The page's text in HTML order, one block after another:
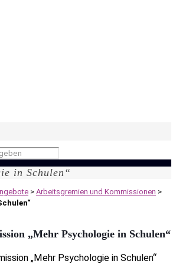
in Schulen“
> Arbeitsgremien und Kommissionen >
„Mehr Psychologie in Schulen“
„Mehr Psychologie in Schulen“